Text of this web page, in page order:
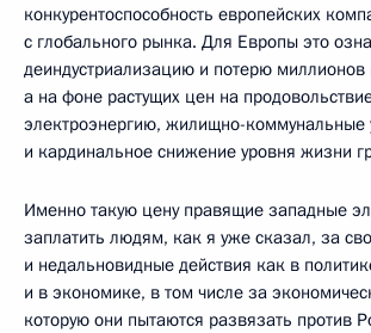
конкурентоспособность европейских
с глобального рынка. Для Европы это
деиндустриализацию и потерю миллионов
а на фоне растущих цен на
электроэнергию, жилищно-коммунальные
и кардинальное снижение уровня жизни
Именно такую цену правящие западные
заплатить людям, как я уже сказал, за
и недальновидные действия как в
и в экономике, в том числе за
которую они пытаются развязать против